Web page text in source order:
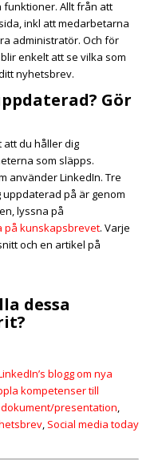
funktioner. Allt från att
inkl att medarbetarna
administratör. Och för
enkelt att se vilka som
nyhetsbrev.
Gör
du håller dig
som släpps.
använder LinkedIn. Tre
på är genom
lyssna på
på kunskapsbrevet. Varje
och en artikel på
dessa
blogg om nya
kompetenser till
presentation,
, Social media today